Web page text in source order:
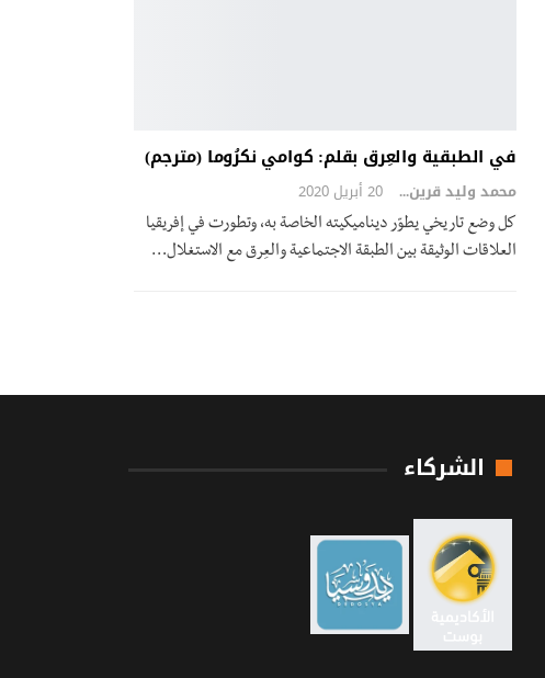
في الطبقية والعِرق بقلم: كوامي نكرُوما (مترجم)
محمد وليد قرين 20 أبريل 2020
كل وضع تاريخي يطوّر ديناميكيته الخاصة به، وتطورت في إفريقيا
العلاقات الوثيقة بين الطبقة الاجتماعية والعِرق مع الاستغلال…
الشركاء